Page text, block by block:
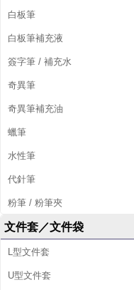
白板筆
白板筆補充液
簽字筆 / 補充水
奇異筆
奇異筆補充油
蠟筆
水性筆
代針筆
粉筆 / 粉筆夾
文件套／文件袋
L型文件套
U型文件套